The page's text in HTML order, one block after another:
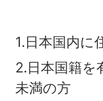
1.日本国内に
2.日本国籍
未満の方